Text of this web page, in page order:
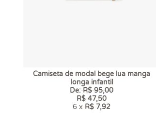
Camiseta de modal bege lua manga
longa infantil
De:R$ 95,00
R$ 47,50
6 x R$ 7,92